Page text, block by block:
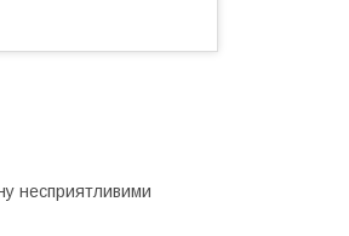
несприятливими